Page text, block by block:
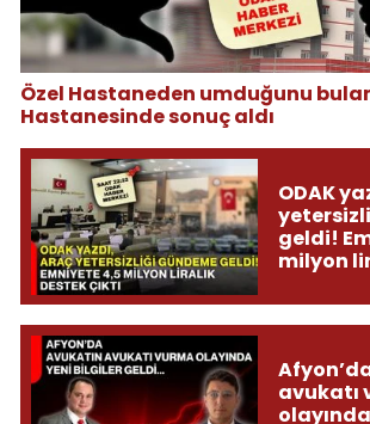
Özel Hastaneden umduğunu
Hastanesinde sonuç aldı
ODAK
geldi!
milyon
avukatı